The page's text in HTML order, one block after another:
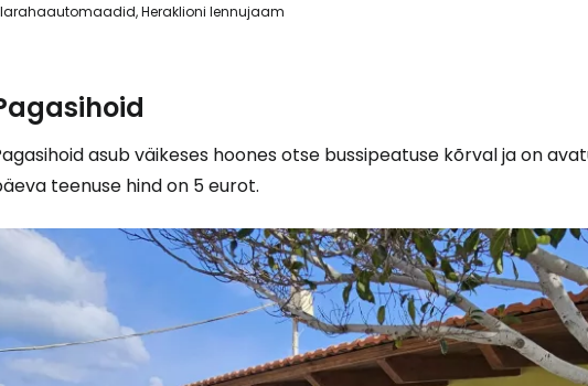
Heraklioni lennujaam
asub väikeses hoones otse bussipeatuse kõrval ja on
teenuse hind on 5 eurot.